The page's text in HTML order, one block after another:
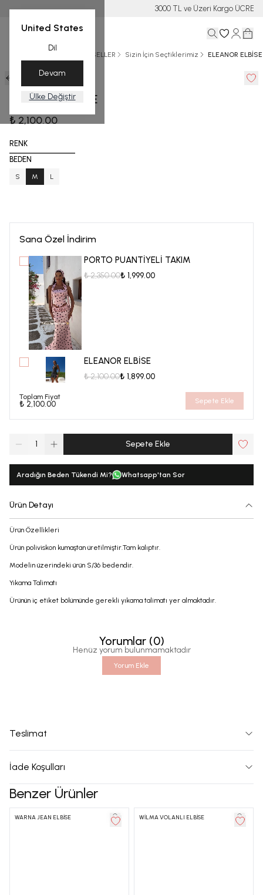
United States
Dil
Devam
Ülke Değiştir
3000 TL ve Üzeri Kargo ÜCRETSİZ
BEST SELLER Sizin İçin Seçtiklerimiz ELEANOR ELBİSE
ELEANOR ELBİSE
₺ 2,100.00
RENK
BEDEN
S M L
Sana Özel İndirim
PORTO PUANTİYELİ TAKIM
₺ 2,350.00₺ 1,999.00
ELEANOR ELBİSE
₺ 2,100.00₺ 1,899.00
Toplam Fiyat
₺ 2,100.00 Sepete Ekle
1 Sepete Ekle
Aradığın Beden Tükendi Mi? Whatsapp'tan Sor
Ürün Detayı
Ürün Özellikleri
Ürün poliviskon kumaştan üretilmiştir.Tam kalıptır.
Modelin üzerindeki ürün S/36 bedendir.
Yıkama Talimatı
Ürünün iç etiket bölümünde gerekli yıkama talimatı yer almaktadır.
Yorumlar(0)
Henüz yorum bulunmamaktadır
Yorum Ekle
Teslimat
İade Koşulları
Benzer Ürünler
WARNA JEAN ELBİSE WİLMA VOLANLI ELBİSE